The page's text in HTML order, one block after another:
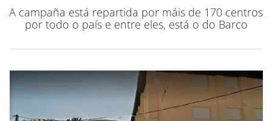
A campaña está repartida por máis de 170 centros
por todo o país e entre eles, está o do Barco